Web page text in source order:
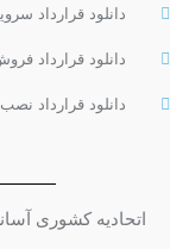
دانلود قرارداد
دانلود قرارداد فروش
دانلود قرارداد نصب
اتحادیه کشوری